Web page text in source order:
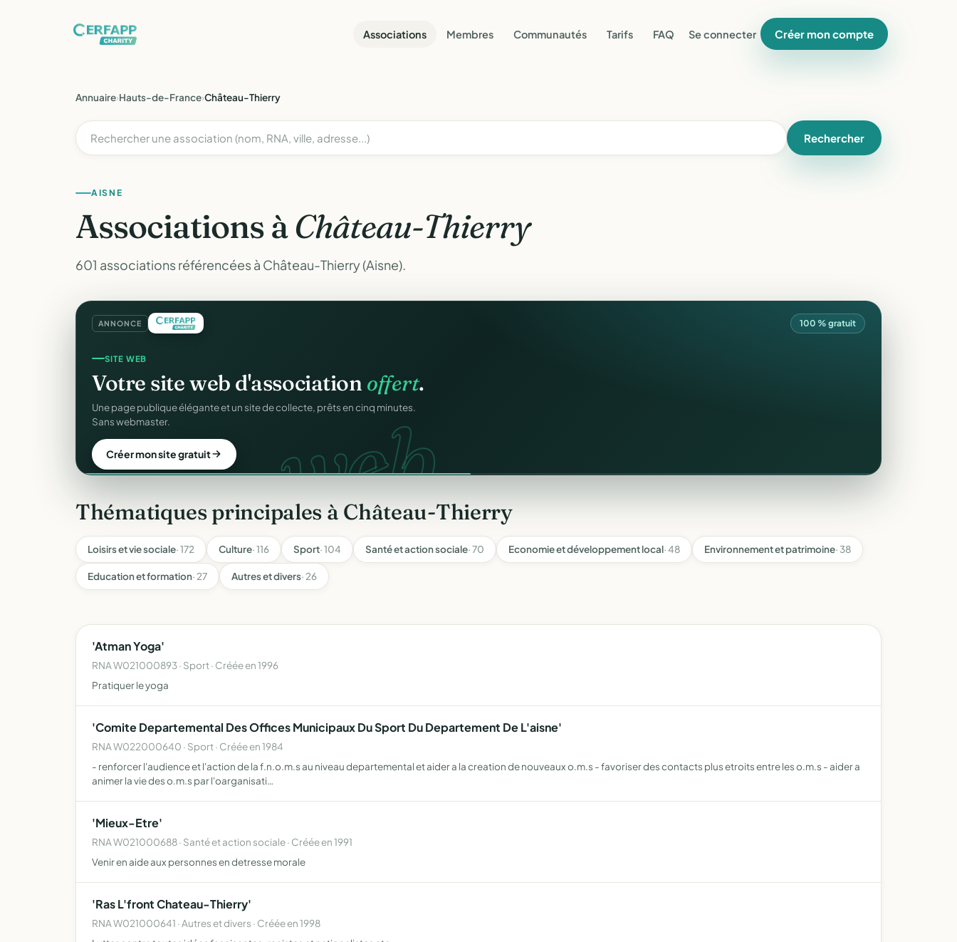
Associations Membres Communautés Tarifs FAQ Se connecter Créer mon compte
Annuaire›Hauts-de-France›Château-Thierry
Rechercher
AISNE
Associations àChâteau-Thierry
601 associations référencées à Château-Thierry (Aisne).
ANNONCE 100 % gratuit
web.
SITE WEB
Votre site web d'association offert.
Une page publique élégante et un site de collecte, prêts en cinq minutes.
Sans webmaster.
Créer mon site gratuit
Thématiques principales à Château-Thierry
Loisirs et vie sociale· 172 Culture· 116 Sport· 104 Santé et action sociale· 70 Economie et développement local· 48 Environnement et patrimoine· 38
Education et formation· 27 Autres et divers· 26
'Atman Yoga'
RNA W021000893 · Sport · Créée en 1996
Pratiquer le yoga
'Comite Departemental Des Offices Municipaux Du Sport Du Departement De L'aisne'
RNA W022000640 · Sport · Créée en 1984
- renforcer l'audience et l'action de la f.n.o.m.s au niveau departemental et aider a la creation de nouveaux o.m.s - favoriser des contacts plus etroits entre les o.m.s - aider a
animer la vie des o.m.s par l'oarganisati…
'Mieux-Etre'
RNA W021000688 · Santé et action sociale · Créée en 1991
Venir en aide aux personnes en detresse morale
'Ras L'front Chateau-Thierry'
RNA W021000641 · Autres et divers · Créée en 1998